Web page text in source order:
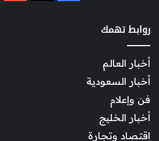
روابط تهمك
أخبار العالم
أخبار السعودية
فن وإعلام
أخبار الخليج
اقتصاد وتجارة